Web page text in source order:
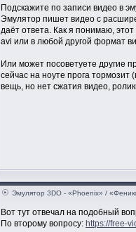
Подскажите по записи видео в
Эмулятор пишет видео с
даёт ответа. Как я понимаю,
avi или в любой другой формат
Или может посоветуете другие
сейчас на ноуте прога тормозит
вещь, но нет сжатия видео,
Эмулятор 3DO - «Phoenix» /
Вот тут отвечал на подобный
По второму вопросу: https://free-